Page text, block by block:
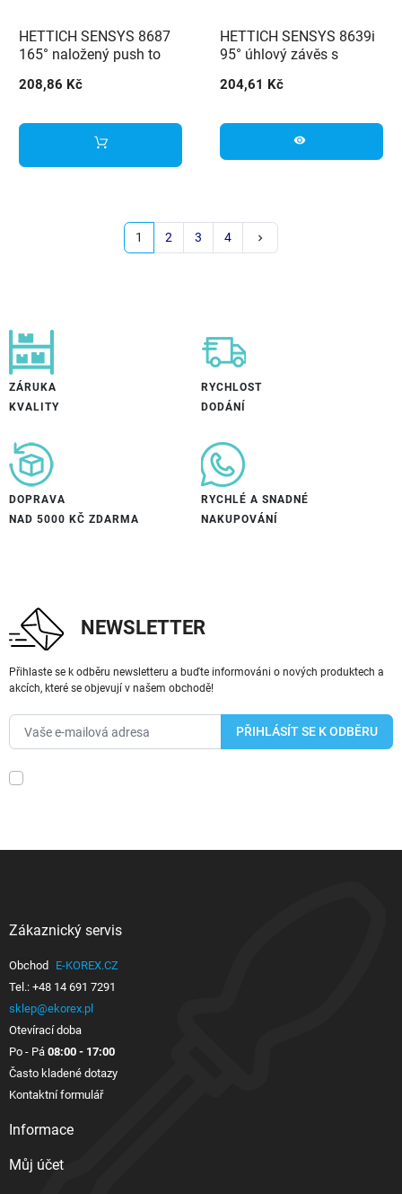
HETTICH SENSYS 8687
165° naložený push to
podložka (9071575)
208,86 Kč
HETTICH SENSYS 8639i
95° úhlový závěs s
(9088021) + podložka
204,61 Kč
visibility
1 2 3 4 keyboard_arrow_right
ZÁRUKA
KVALITY
RYCHLOST
DODÁNÍ
DOPRAVA
NAD 5000 KČ ZDARMA
RYCHLÉ A SNADNÉ
NAKUPOVÁNÍ
NEWSLETTER
Přihlaste se k odběru newsletteru a buďte informováni o nových produktech a
akcích, které se objevují v našem obchodě!
Zákaznický servis
Obchod
E-KOREX.CZ
Tel.: +48 14 691 7291
sklep@ekorex.pl
Otevírací doba
Po - Pá 08:00 - 17:00
Často kladené dotazy
Kontaktní formulář
Informace
Můj účet